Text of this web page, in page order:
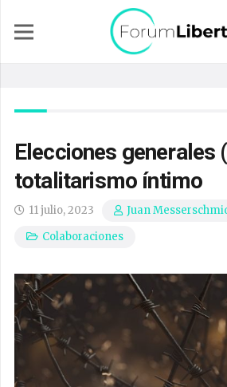
Elecciones generales
totalitarismo íntimo
11 julio, 2023
Juan
Colaboraciones